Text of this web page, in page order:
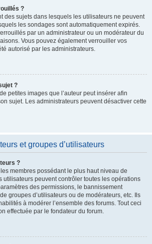
?
des sujets dans lesquels les utilisateurs ne peuvent
les sondages sont automatiquement expirés.
par un administrateur ou un modérateur du
Vous pouvez également verrouiller vos
autorisé par les administrateurs.
?
petites images que l’auteur peut insérer afin
sujet. Les administrateurs peuvent désactiver cette
et groupes d’utilisateurs
?
membres possédant le plus haut niveau de
utilisateurs peuvent contrôler toutes les opérations
des permissions, le bannissement
groupes d’utilisateurs ou de modérateurs, etc. Ils
à modérer l’ensemble des forums. Tout ceci
effectuée par le fondateur du forum.